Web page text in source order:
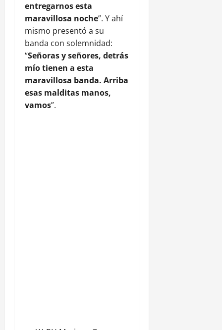
entregarnos esta
maravillosa noche”. Y ahí
mismo presentó a su
banda con solemnidad:
“Señoras y señores, detrás
mío tienen a esta
maravillosa banda. Arriba
esas malditas manos,
vamos”.